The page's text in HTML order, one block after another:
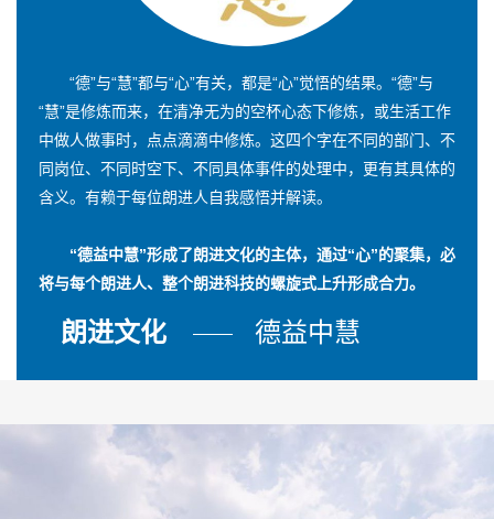
“德”与“慧”都与“心”有关，都是“心”觉悟的结果。“德”与
“慧”是修炼而来，在清净无为的空杯心态下修炼，或生活工作
中做人做事时，点点滴滴中修炼。这四个字在不同的部门、不
同岗位、不同时空下、不同具体事件的处理中，更有其具体的
含义。有赖于每位朗进人自我感悟并解读。
“德益中慧”形成了朗进文化的主体，通过“心”的聚集，必
将与每个朗进人、整个朗进科技的螺旋式上升形成合力。
朗进文化 德益中慧